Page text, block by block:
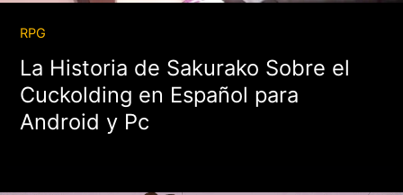
RPG
La Historia de Sakurako Sobre el
Cuckolding en Español para
Android y Pc